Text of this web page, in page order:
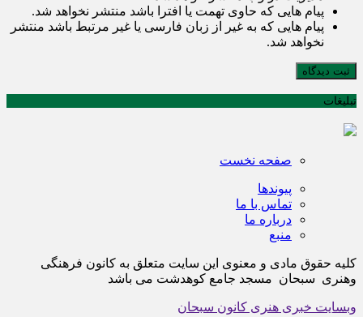
پیام هایی که حاوی تهمت یا افترا باشد منتشر نخواهد شد.
پیام هایی که به غیر از زبان فارسی یا غیر مرتبط باشد منتشر
نخواهد شد.
ثبت دیدگاه
تبلیغات
صفحه نخست
پیوندها
تماس با ما
درباره ما
منبع
کلیه حقوق مادی و معنوی این سایت متعلق به کانون فرهنگی
وهنری سبحان مسجد جامع کوهدشت می باشد
وبسایت خبری هنری کانون سبحان